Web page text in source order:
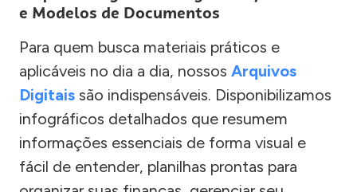
e Modelos de Documentos
Para quem busca materiais práticos e
aplicáveis no dia a dia, nossos Arquivos
Digitais são indispensáveis. Disponibilizamos
infográficos detalhados que resumem
informações essenciais de forma visual e
fácil de entender, planilhas prontas para